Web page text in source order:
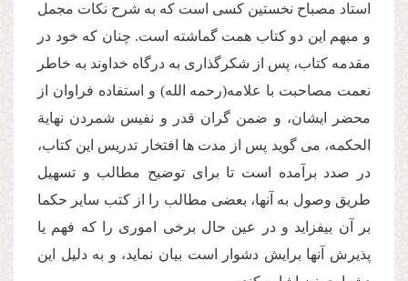
استاد مصباح نخستین كسى است كه به شرح نكات مجمل
و مبهم این دو كتاب همت گماشته است. چنان كه خود در
مقدمه كتاب، پس از شكرگذارى به درگاه خداوند به خاطر
نعمت مصاحبت با علامه(رحمه الله) و استفاده فراوان از
محضر ایشان، و ضمن گران قدر و نفیس شمردن نهایة
الحكمه، مى گوید پس از مدت ها افتخار تدریس این كتاب،
در صدد برآمده است تا براى توضیح مطالب و تسهیل
طریق وصول به آنها، بعضى مطالب را از كتب سایر حكما
بر آن بیفزاید و در عین حال برخى امورى را كه فهم یا
پذیرش آنها برایش دشوار است بیان نماید، و به دلیل این